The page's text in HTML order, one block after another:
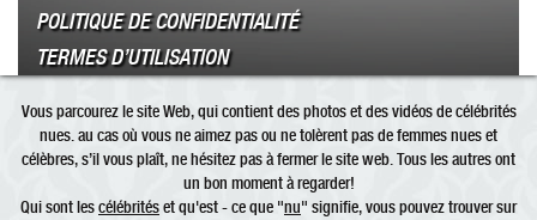
POLITIQUE DE CONFIDENTIALITÉ
TERMES D’UTILISATION
Vous parcourez le site Web, qui contient des photos et des vidéos de célébrités
nues. au cas où vous ne aimez pas ou ne tolèrent pas de femmes nues et
célèbres, s’il vous plaît, ne hésitez pas à fermer le site web. Tous les autres ont
un bon moment à regarder!
Qui sont lescélébritéset qu'est - ce que "nu" signifie, vous pouvez trouver sur